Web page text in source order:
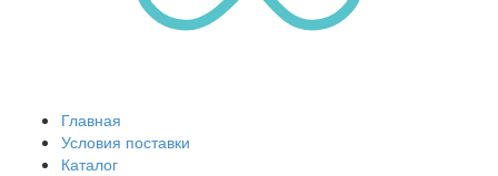
Главная
Условия поставки
Каталог